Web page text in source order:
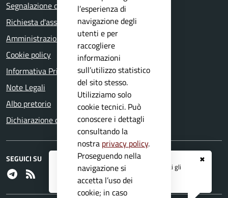
✖
Registrati ai serviziAPP IO
e ricevi tutti gli
aggiornamenti dall'Ente
Segnalazione disservizio
Richiesta d'assistenza
Amministrazione trasparente
Cookie policy
Informativa Privacy
Note Legali
Albo pretorio
Dichiarazione di accessibilità
SEGUICI SU
Telegram
l’esperienza di
navigazione degli
utenti e per
raccogliere
informazioni
sull’utilizzo statistico
del sito stesso.
Utilizziamo solo
cookie tecnici. Può
conoscere i dettagli
consultando la
nostra privacy policy.
Proseguendo nella
navigazione si
accetta l’uso dei
cookie; in caso